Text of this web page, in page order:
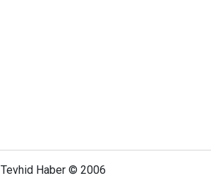
Tevhid Haber © 2006